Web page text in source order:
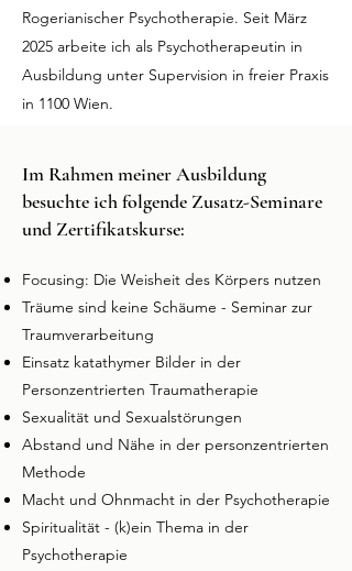
Rogerianischer Psychotherapie.​​ Seit März
2025 arbeite ich als Psychotherapeutin in
Ausbildung unter Supervision in freier Praxis
in 1100 Wien.
Im Rahmen meiner Ausbildung
besuchte ich folgende Zusatz-Seminare
und Zertifikatskurse​:
Focusing: Die Weisheit des Körpers nutzen
Träume sind keine Schäume - Seminar zur
Traumverarbeitung
Einsatz katathymer Bilder in der
Personzentrierten Traumatherapie
Sexualität und Sexualstörungen
Abstand und Nähe in der personzentrierten
Methode
Macht und Ohnmacht in der Psychotherapie
Spiritualität - (k)ein Thema in der
Psychotherapie